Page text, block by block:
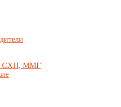
СХП, ММГ